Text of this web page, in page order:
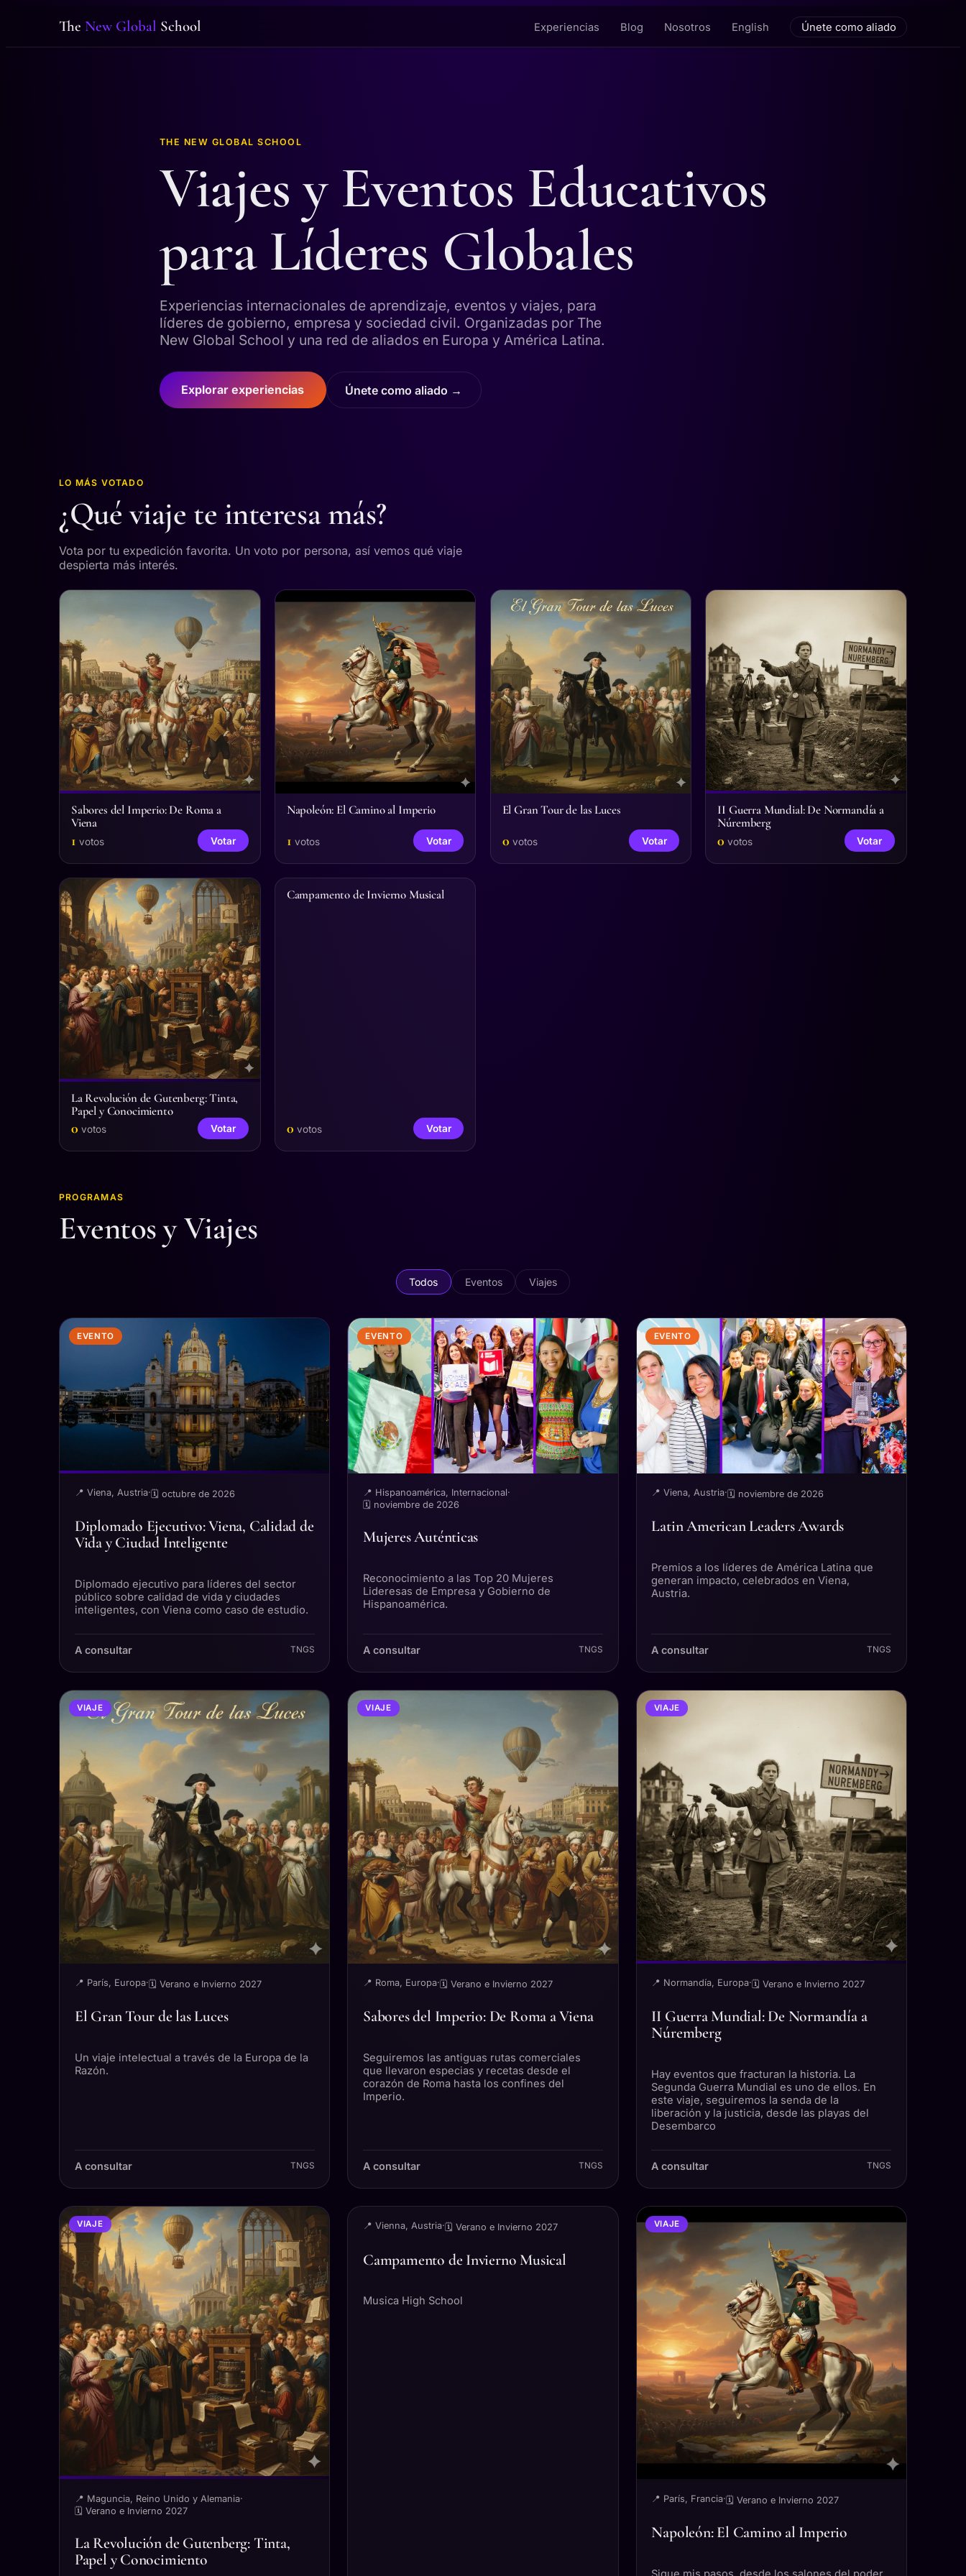
The New Global School Experiencias Blog Nosotros English Únete como aliado
THE NEW GLOBAL SCHOOL
Viajes y Eventos Educativos
para Líderes Globales
Experiencias internacionales de aprendizaje, eventos y viajes, para
líderes de gobierno, empresa y sociedad civil. Organizadas por The
New Global School y una red de aliados en Europa y América Latina.
Explorar experiencias Únete como aliado →
LO MÁS VOTADO
¿Qué viaje te interesa más?
Vota por tu expedición favorita. Un voto por persona, así vemos qué viaje
despierta más interés.
Sabores del Imperio: De Roma a
Viena
1 votos Votar
Napoleón: El Camino al Imperio
1 votos Votar
El Gran Tour de las Luces
0 votos Votar
II Guerra Mundial: De Normandía a
Núremberg
0 votos Votar
La Revolución de Gutenberg: Tinta,
Papel y Conocimiento
0 votos Votar
Campamento de Invierno Musical
0 votos Votar
PROGRAMAS
Eventos y Viajes
Todos Eventos Viajes
EVENTO
📍 Viena, Austria· 🗓 octubre de 2026
Diplomado Ejecutivo: Viena, Calidad de
Vida y Ciudad Inteligente
Diplomado ejecutivo para líderes del sector
público sobre calidad de vida y ciudades
inteligentes, con Viena como caso de estudio.
A consultar TNGS
EVENTO
📍 Hispanoamérica, Internacional·
🗓 noviembre de 2026
Mujeres Auténticas
Reconocimiento a las Top 20 Mujeres
Lideresas de Empresa y Gobierno de
Hispanoamérica.
A consultar TNGS
EVENTO
📍 Viena, Austria·🗓 noviembre de 2026
Latin American Leaders Awards
Premios a los líderes de América Latina que
generan impacto, celebrados en Viena,
Austria.
A consultar TNGS
VIAJE
📍 París, Europa·🗓 Verano e Invierno 2027
El Gran Tour de las Luces
Un viaje intelectual a través de la Europa de la
Razón.
A consultar TNGS
VIAJE
📍 Roma, Europa·🗓 Verano e Invierno 2027
Sabores del Imperio: De Roma a Viena
Seguiremos las antiguas rutas comerciales
que llevaron especias y recetas desde el
corazón de Roma hasta los confines del
Imperio.
A consultar TNGS
VIAJE
📍 Normandía, Europa·🗓 Verano e Invierno 2027
II Guerra Mundial: De Normandía a
Núremberg
Hay eventos que fracturan la historia. La
Segunda Guerra Mundial es uno de ellos. En
este viaje, seguiremos la senda de la
liberación y la justicia, desde las playas del
Desembarco
A consultar TNGS
VIAJE
📍 Maguncia, Reino Unido y Alemania·
🗓 Verano e Invierno 2027
La Revolución de Gutenberg: Tinta,
Papel y Conocimiento
VIAJE
📍 Vienna, Austria·🗓 Verano e Invierno 2027
Campamento de Invierno Musical
Musica High School
VIAJE
📍 París, Francia·🗓 Verano e Invierno 2027
Napoleón: El Camino al Imperio